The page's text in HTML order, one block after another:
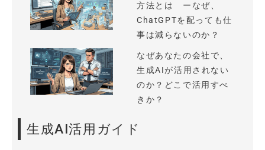
方法とは ーなぜ、
ChatGPTを配っても仕
事は減らないのか？
なぜあなたの会社で、
生成AIが活用されない
のか？どこで活用すべ
きか？
生成AI活用ガイド